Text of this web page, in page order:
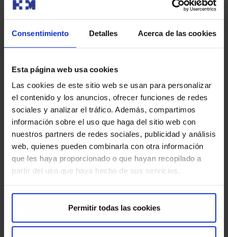
Consentimiento Detalles Acerca de las cookies
Esta página web usa cookies
Las cookies de este sitio web se usan para personalizar
el contenido y los anuncios, ofrecer funciones de redes
sociales y analizar el tráfico. Además, compartimos
información sobre el uso que haga del sitio web con
nuestros partners de redes sociales, publicidad y análisis
web, quienes pueden combinarla con otra información
que les haya proporcionado o que hayan recopilado a
partir del uso que haya hecho de sus servicios.
Permitir todas las cookies
Modalidad de consulta
Presencial Videoconsulta
Pedir cita
Alvarez Calle, Pablo
Otorrinolaringología